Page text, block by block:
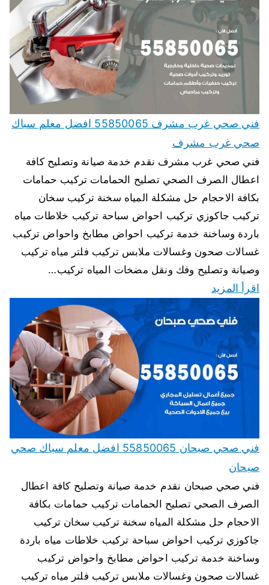
فني صحي غرب مشرف 55850065 افضل معلم سباك
صحي غرب مشرف
فني صحي غرب مشرف نقدم خدمة صيانة وتصليح كافة
اعطال الصرف الصحي تصليح الحمامات تركيب حمامات
بكافة الاحجام حل مشكلة المياه سخنة تركيب سخان
تركيب جاكوزي تركيب احواض سباحة تركيب خلاطات مياه
باردة وساخنة خدمة تركيب احواض مطابخ واحواض تركيب
غسالات صحون وغسالات ملابس تركيب فلتر مياه تركيب
وصيانة وتصليح وفك ونقل مضخات المياه تركيب…
اقرأ المزيد
فني صحي صبحان 55850065 افضل معلم سباك صحي
صبحان
فني صحي صبحان نقدم خدمة صيانة وتصليح كافة اعطال
الصرف الصحي تصليح الحمامات تركيب حمامات بكافة
الاحجام حل مشكلة المياه سخنة تركيب سخان تركيب
جاكوزي تركيب احواض سباحة تركيب خلاطات مياه باردة
وساخنة خدمة تركيب احواض مطابخ واحواض تركيب
غسالات صحون وغسالات ملابس تركيب فلتر مياه تركيب